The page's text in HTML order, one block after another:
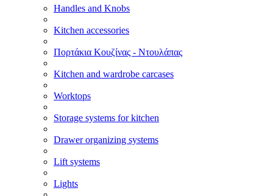
Handles and Knobs
Kitchen accessories
Πορτάκια Κουζίνας - Ντουλάπας
Kitchen and wardrobe carcases
Worktops
Storage systems for kitchen
Drawer organizing systems
Lift systems
Lights